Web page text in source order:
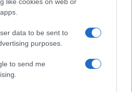
data to be sent to
purposes.
to send me
κορίτσι - Το παιδί